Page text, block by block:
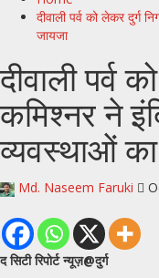
दीवाली पर्व को लेकर दुर्ग
जायजा
दीवाली पर्व
कमिश्नर ने
व्यवस्थाओं
Md. Naseem Faruki
द सिटी रिपोर्ट न्यूज़@दुर्ग